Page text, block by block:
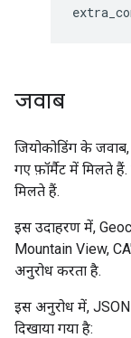
जवाब
जियोकोडिंग के
गए फ़ॉर्मैट में मिलते
मिलते हैं.
इस उदाहरण में,
Mountain View,
अनुरोध करता है.
इस अनुरोध में, JSON
दिखाया गया है: